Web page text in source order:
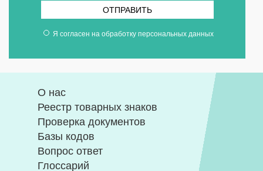
ОТПРАВИТЬ
Я согласен на обработку персональных данных
О нас
Реестр товарных знаков
Проверка документов
Базы кодов
Вопрос ответ
Глоссарий